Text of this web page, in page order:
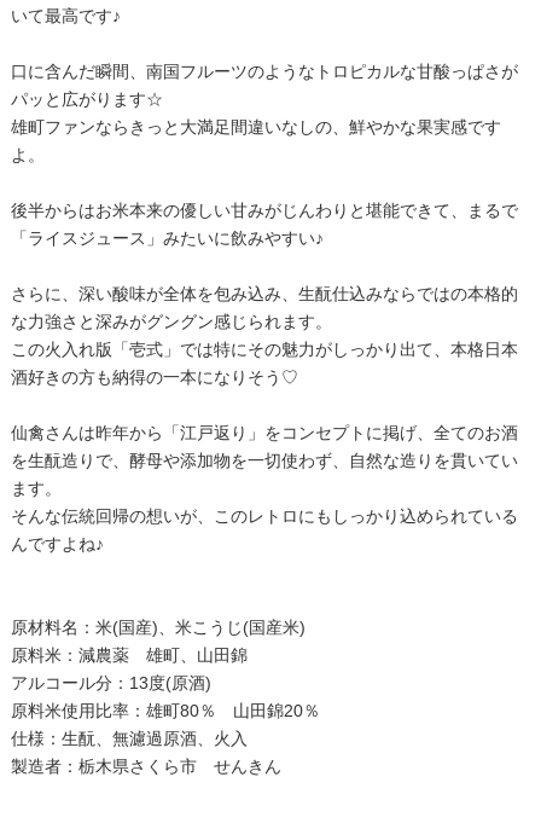
いて最高です♪
口に含んだ瞬間、南国フルーツのようなトロピカルな甘酸っぱさが
パッと広がります☆
雄町ファンならきっと大満足間違いなしの、鮮やかな果実感です
よ。
後半からはお米本来の優しい甘みがじんわりと堪能できて、まるで
「ライスジュース」みたいに飲みやすい♪
さらに、深い酸味が全体を包み込み、生酛仕込みならではの本格的
な力強さと深みがグングン感じられます。
この火入れ版「壱式」では特にその魅力がしっかり出て、本格日本
酒好きの方も納得の一本になりそう♡
仙禽さんは昨年から「江戸返り」をコンセプトに掲げ、全てのお酒
を生酛造りで、酵母や添加物を一切使わず、自然な造りを貫いてい
ます。
そんな伝統回帰の想いが、このレトロにもしっかり込められている
んですよね♪
原材料名：米(国産)、米こうじ(国産米)
原料米：減農薬 雄町、山田錦
アルコール分：13度(原酒)
原料米使用比率：雄町80％ 山田錦20％
仕様：生酛、無濾過原酒、火入
製造者：栃木県さくら市 せんきん